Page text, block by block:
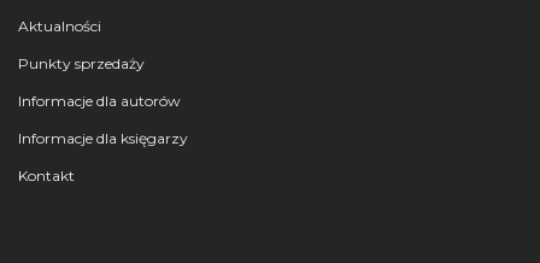
Aktualności
Punkty sprzedaży
Informacje dla autorów
Informacje dla księgarzy
Kontakt